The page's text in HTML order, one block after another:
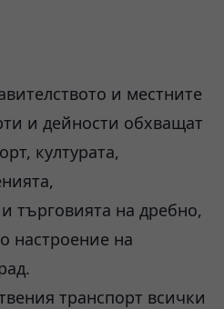
и местните
и дейности обхващат
културата,
търговията на дребно,
настроение на
транспорт всички